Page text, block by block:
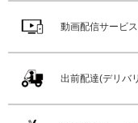
動画配信サービ
出前配達(デリバ